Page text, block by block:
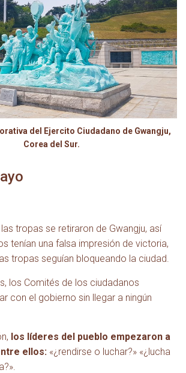
del Ejercito Ciudadano de Gwangju,
Corea del Sur.
tropas se retiraron de Gwangju, así
tenían una falsa impresión de victoria,
tropas seguían bloqueando la ciudad.
los Comités de los ciudadanos
con el gobierno sin llegar a ningún
los líderes del pueblo empezaron a
ellos: «¿rendirse o luchar?» «¿lucha
.